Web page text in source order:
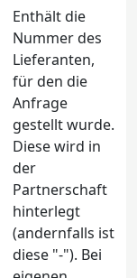
Enthält die
Nummer des
Lieferanten,
für den die
Anfrage
gestellt wurde.
Diese wird in
der
Partnerschaft
hinterlegt
(andernfalls ist
diese "-"). Bei